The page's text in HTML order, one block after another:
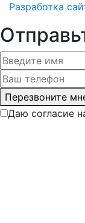
Разработка
Перезвоните
Даю согласие